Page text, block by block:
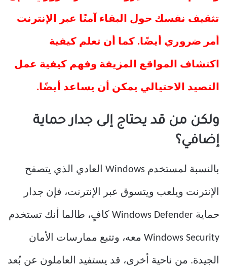
تثقيف نفسك حول البقاء آمنًا عبر الإنترنت
أمر ضروري أيضًا. كما أن تعلم كيفية
اكتشاف المواقع المزيفة وفهم كيفية عمل
التصيد الاحتيالي يمكن أن يساعد أيضًا.
ولكن من قد يحتاج إلى جدار حماية
إضافي؟
بالنسبة لمستخدم Windows العادي الذي يتصفح
الإنترنت ويلعب ويتسوق عبر الإنترنت، فإن جدار
حماية Windows Defender كافٍ، طالما أنك تستخدم
Windows Security معه، وتتبع ممارسات الأمان
الجيدة. من ناحية أخرى، قد يستفيد العاملون عن بُعد